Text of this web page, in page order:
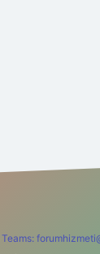
Teams: